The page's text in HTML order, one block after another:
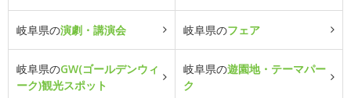
岐阜県の演劇・講演会 岐阜県のフェア
岐阜県のGW(ゴールデンウィ
ーク)観光スポット
岐阜県の遊園地・テーマパー
ク